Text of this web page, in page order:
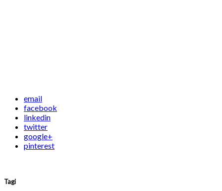
email
facebook
linkedin
twitter
google+
pinterest
Tagi